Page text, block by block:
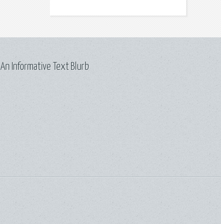
An Informative Text Blurb